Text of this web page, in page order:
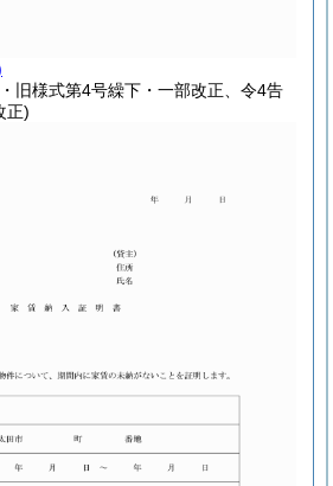
旧様式第4号繰下・一部改正、令4告
正)